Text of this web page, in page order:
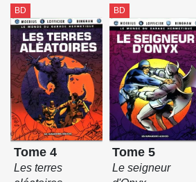
BD
Tome 4
Les terres
BD
Tome 5
Le seigneur